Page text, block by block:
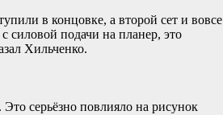
в концовке, а второй сет и вовсе
силовой подачи на планер, это
Хильченко.
серьёзно повлияло на рисунок